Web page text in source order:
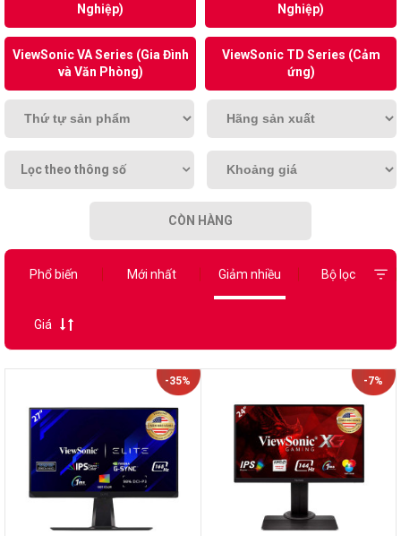
Nghiệp)
Nghiệp)
ViewSonic VA Series (Gia Đình
và Văn Phòng)
ViewSonic TD Series (Cảm
ứng)
Lọc theo thông số
CÒN HÀNG
Phổ biến Mới nhất Giảm nhiều Bộ lọc
Giá
-35% -7%